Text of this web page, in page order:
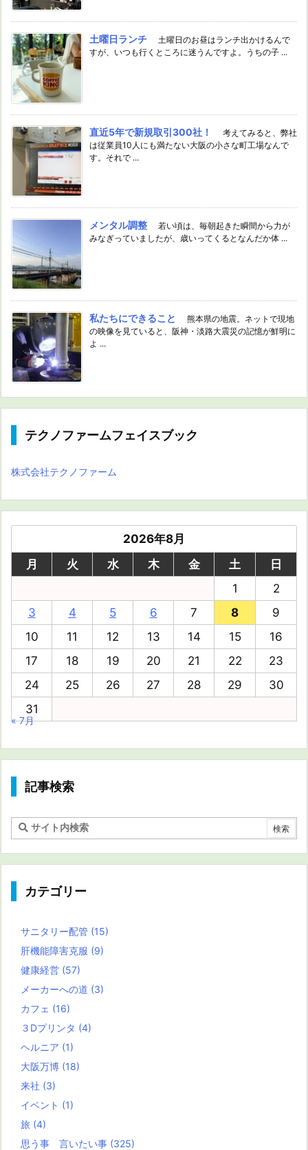
土曜日ランチ
土曜日のお昼はランチ出かけるんで
すが、いつも行くところに迷うんですよ。うちの子 ...
直近5年で新規取引300社！
考えてみると、弊社
は従業員10人にも満たない大阪の小さな町工場なんで
す。それで ...
メンタル調整
若い頃は、毎朝起きた瞬間から力が
みなぎっていましたが、歳いってくるとなんだか体 ...
私たちにできること
熊本県の地震。ネットで現地
の映像を見ていると、阪神・淡路大震災の記憶が鮮明に
よ ...
テクノファームフェイスブック
株式会社テクノファーム
2026年8月
月
火 水 木 金 土
日
1
2
3
4 5 6 7 8
9
10
11 12 13 14 15
16
17
18 19 20 21 22
23
24
25 26 27 28 29
30
31
« 7月
記事検索
カテゴリー
サニタリー配管 (15)
肝機能障害克服 (9)
健康経営 (57)
メーカーへの道 (3)
カフェ (16)
３Dプリンタ (4)
ヘルニア (1)
大阪万博 (18)
来社 (3)
イベント (1)
旅 (4)
思う事 言いたい事 (325)